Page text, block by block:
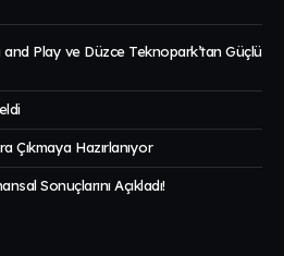
Play ve Düzce Teknopark’tan Güçlü
Çıkmaya Hazırlanıyor
Sonuçlarını Açıkladı!